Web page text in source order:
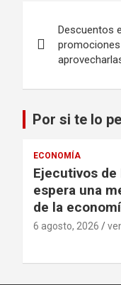
de
entradas
Descuentos
Por si te lo
ECONOMÍA
Ejecutivos de
espera una
de la
6 agosto, 2026